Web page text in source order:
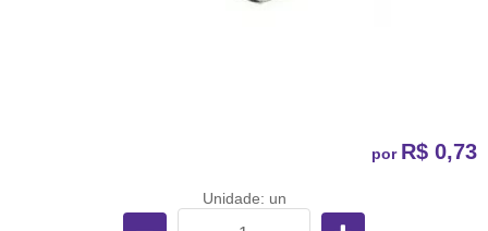
por R$ 0,73
Unidade: un